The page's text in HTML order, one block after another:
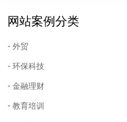
网站案例分类
外贸
环保科技
金融理财
教育培训